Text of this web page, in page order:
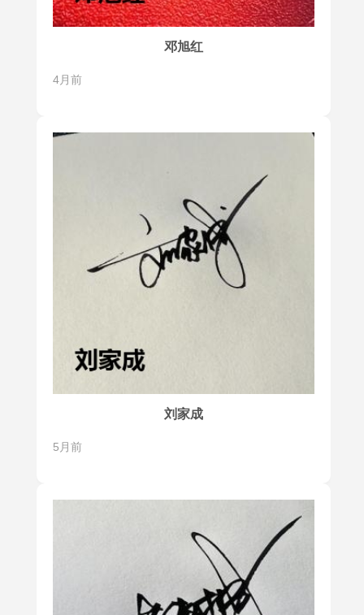
邓旭红
4月前
刘家成
5月前